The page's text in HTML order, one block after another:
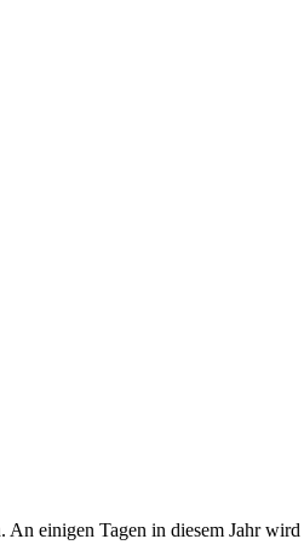
einigen Tagen in diesem Jahr